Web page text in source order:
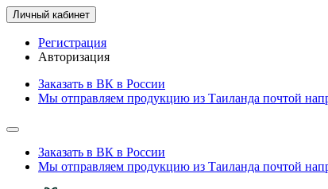
Личный кабинет
Регистрация
Авторизация
Заказать в ВК в России
Мы отправляем продукцию из Таиланда почтой
Заказать в ВК в России
Мы отправляем продукцию из Таиланда почтой